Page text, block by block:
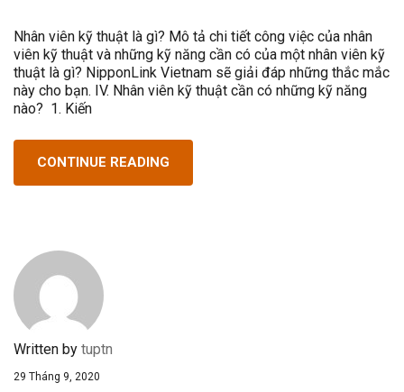
Nhân viên kỹ thuật là gì? Mô tả chi tiết công việc của nhân
viên kỹ thuật và những kỹ năng cần có của một nhân viên kỹ
thuật là gì? NipponLink Vietnam sẽ giải đáp những thắc mắc
này cho bạn. IV. Nhân viên kỹ thuật cần có những kỹ năng
nào? 1. Kiến
CONTINUE READING
Written by tuptn
29 Tháng 9, 2020